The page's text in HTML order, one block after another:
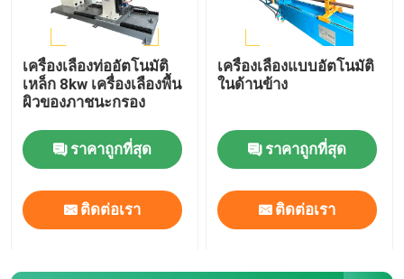
เครื่องเลืองท่ออัตโนมัติ
เหล็ก 8kw เครื่องเลืองพื้น
ผิวของภาชนะกรอง
ราคาถูกที่สุด
ติดต่อเรา
เครื่องเลืองแบบอัตโนมัติ
ในด้านข้าง
ราคาถูกที่สุด
ติดต่อเรา